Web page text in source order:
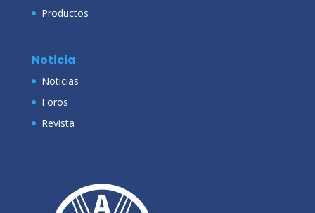
Productos
Noticia
Noticias
Foros
Revista